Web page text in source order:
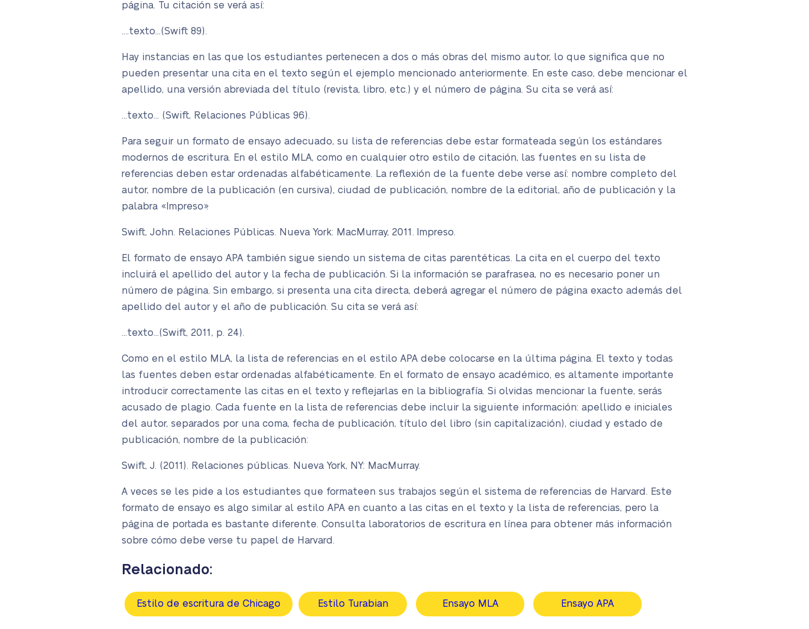
página. Tu citación se verá así:
….texto…(Swift 89).
Hay instancias en las que los estudiantes pertenecen a dos o más obras del mismo autor, lo que significa que no
pueden presentar una cita en el texto según el ejemplo mencionado anteriormente. En este caso, debe mencionar el
apellido, una versión abreviada del título (revista, libro, etc.) y el número de página. Su cita se verá así:
…texto… (Swift, Relaciones Públicas 96).
Para seguir un formato de ensayo adecuado, su lista de referencias debe estar formateada según los estándares
modernos de escritura. En el estilo MLA, como en cualquier otro estilo de citación, las fuentes en su lista de
referencias deben estar ordenadas alfabéticamente. La reflexión de la fuente debe verse así: nombre completo del
autor, nombre de la publicación (en cursiva), ciudad de publicación, nombre de la editorial, año de publicación y la
palabra «Impreso».
Swift, John. Relaciones Públicas. Nueva York: MacMurray, 2011. Impreso.
El formato de ensayo APA también sigue siendo un sistema de citas parentéticas. La cita en el cuerpo del texto
incluirá el apellido del autor y la fecha de publicación. Si la información se parafrasea, no es necesario poner un
número de página. Sin embargo, si presenta una cita directa, deberá agregar el número de página exacto además del
apellido del autor y el año de publicación. Su cita se verá así:
…texto…(Swift, 2011, p. 24).
Como en el estilo MLA, la lista de referencias en el estilo APA debe colocarse en la última página. El texto y todas
las fuentes deben estar ordenadas alfabéticamente. En el formato de ensayo académico, es altamente importante
introducir correctamente las citas en el texto y reflejarlas en la bibliografía. Si olvidas mencionar la fuente, serás
acusado de plagio. Cada fuente en la lista de referencias debe incluir la siguiente información: apellido e iniciales
del autor, separados por una coma, fecha de publicación, título del libro (sin capitalización), ciudad y estado de
publicación, nombre de la publicación:
Swift, J. (2011). Relaciones públicas. Nueva York, NY: MacMurray.
A veces se les pide a los estudiantes que formateen sus trabajos según el sistema de referencias de Harvard. Este
formato de ensayo es algo similar al estilo APA en cuanto a las citas en el texto y la lista de referencias, pero la
página de portada es bastante diferente. Consulta laboratorios de escritura en línea para obtener más información
sobre cómo debe verse tu papel de Harvard.
Relacionado:
Estilo de escritura de Chicago Estilo Turabian Ensayo MLA Ensayo APA